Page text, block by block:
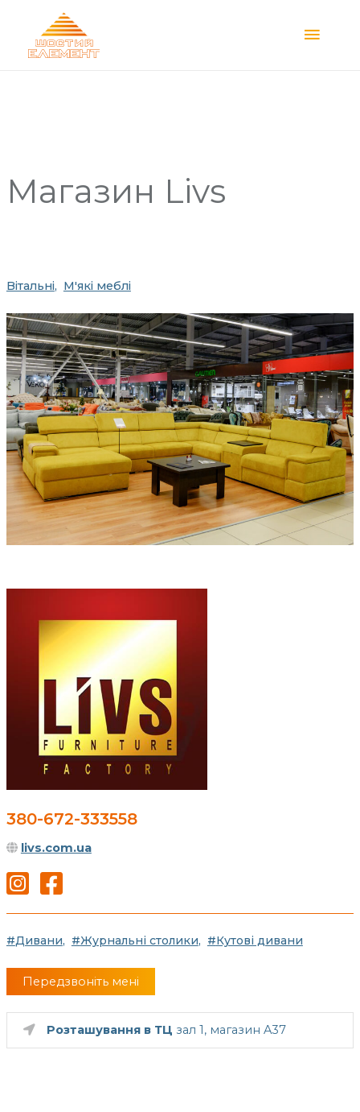
Main
Магазин Livs
Вітальні М'які меблі
380-672-333558
livs.com.ua
Дивани Журнальні столики Кутові дивани
Передзвоніть мені
Розташування в ТЦ зал 1, магазин A37